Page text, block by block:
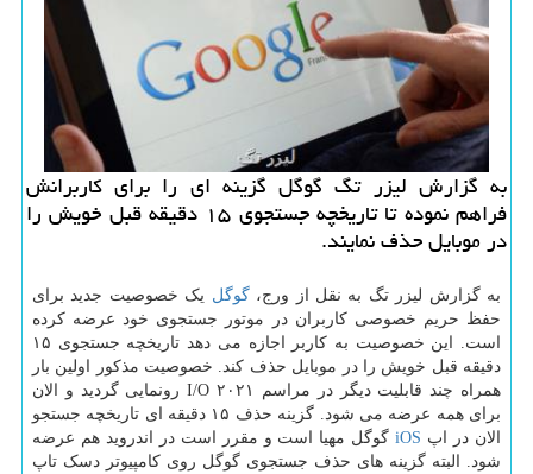
به گزارش لیزر تگ گوگل گزینه ای را برای کاربرانش
فراهم نموده تا تاریخچه جستجوی ۱۵ دقیقه قبل خویش را
در موبایل حذف نمایند.
به گزارش لیزر تگ به نقل از ورج،گوگل یک خصوصیت جدید برای
حفظ حریم خصوصی کاربران در موتور جستجوی خود عرضه کرده
است. این خصوصیت به کاربر اجازه می دهد تاریخچه جستجوی ۱۵
دقیقه قبل خویش را در موبایل حذف کند. خصوصیت مذکور اولین بار
همراه چند قابلیت دیگر در مراسم I/O ۲۰۲۱ رونمایی گردید و الان
برای همه عرضه می شود. گزینه حذف ۱۵ دقیقه ای تاریخچه جستجو
الان در اپ iOSگوگل مهیا است و مقرر است در اندروید هم عرضه
شود. البته گزینه های حذف جستجوی گوگل روی کامپیوتر دسک تاپ